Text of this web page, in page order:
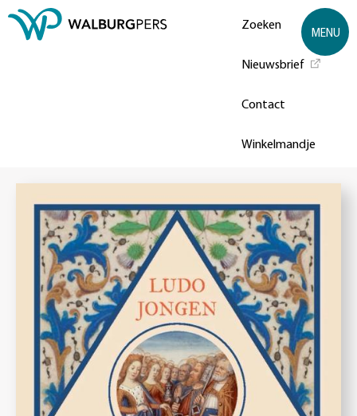
Zoeken
Nieuwsbrief
Contact
Winkelmandje
MENU